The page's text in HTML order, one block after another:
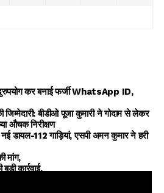
कर बनाई फर्जी WhatsApp ID,
जिम्मेदारी: बीडीओ पूजा कुमारी ने गोदाम से लेकर
औचक निरीक्षण
डायल-112 गाड़ियां, एसपी अमन कुमार ने हरी
मांग,
कार्रवाई,